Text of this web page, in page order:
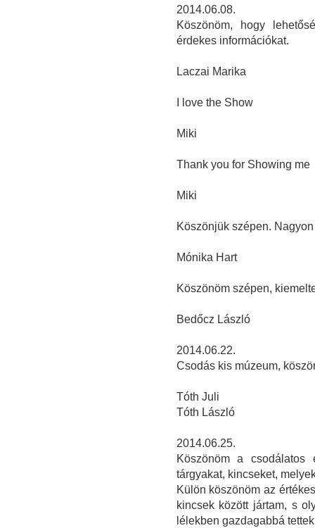
2014.06.08.
Köszönöm, hogy
érdekes információkat.
Laczai Marika
I love the Show
Miki
Thank you for Showing me
Miki
Köszönjük szépen.
Mónika Hart
Köszönöm szépen,
Bedőcz László
2014.06.22.
Csodás kis múzeum,
Tóth Juli
Tóth László
2014.06.25.
Köszönöm a csodálatos
tárgyakat, kincseket,
Külön köszönöm az
kincsek között jártam, s
lélekben gazdagabbá